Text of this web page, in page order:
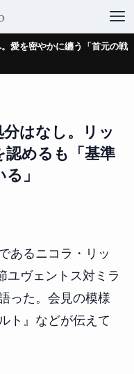
愛を密やかに纏う「首元の戦
はなし。リッ
めるも「基準
」
あるニコラ・リッ
ユヴェントス対ミラ
った。会見の模様
ト』などが伝えて